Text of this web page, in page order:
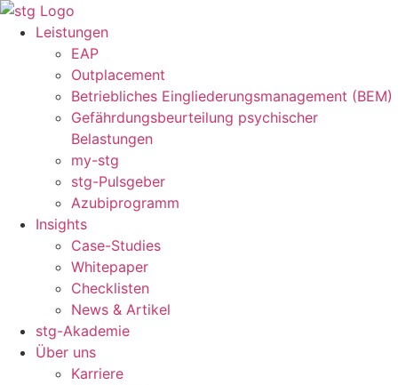
Zum
Inhalt
springen
Leistungen
EAP
Outplacement
Betriebliches Eingliederungsmanagement (BEM)
Gefährdungsbeurteilung psychischer
Belastungen
my-stg
stg-Pulsgeber
Azubiprogramm
Insights
Case-Studies
Whitepaper
Checklisten
News & Artikel
stg-Akademie
Über uns
Karriere